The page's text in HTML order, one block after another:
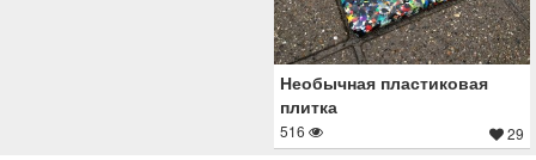
Необычная пластиковая
плитка
516 29